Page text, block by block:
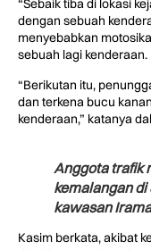
“Sebaik tiba di lokasi
dengan sebuah
menyebabkan
sebuah lagi kenderaan.
“Berikutan itu,
dan terkena bucu
kenderaan,” katanya
Anggota trafik
kemalangan
kawasan
Kasim berkata, akibat